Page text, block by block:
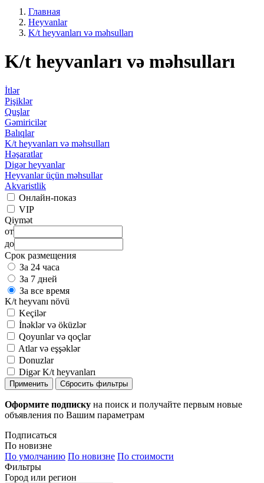
Главная
Heyvanlar
K/t heyvanları və məhsulları
K/t heyvanları və məhsulları
İtlər
Pişiklər
Quşlar
Gəmiricilər
Balıqlar
K/t heyvanları və məhsulları
Həşaratlar
Digər heyvanlar
Heyvanlar üçün məhsullar
Akvaristlik
Онлайн-показ
VIP
Qiymət
от
до
Срок размещения
За 24 часа
За 7 дней
За все время
K/t heyvanı növü
Keçilər
İnəklər və öküzlər
Qoyunlar və qoçlar
Atlar və eşşəklər
Donuzlar
Digər K/t heyvanları
Применить Сбросить фильтры
Оформите подписку на поиск и получайте первым новые
объявления по Вашим параметрам
Подписаться
По новизне
По умолчанию По новизне По стоимости
Фильтры
Город или регион